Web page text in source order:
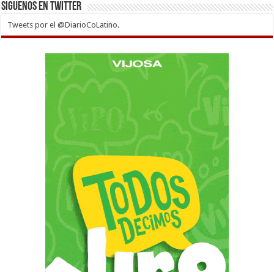
Siguenos en twitter
Tweets por el @DiarioCoLatino.